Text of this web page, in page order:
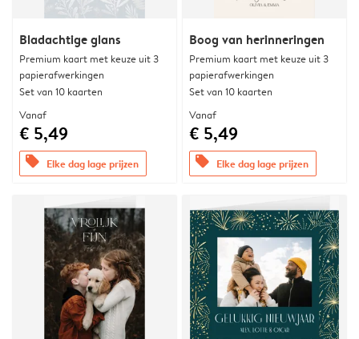
Bladachtige glans
Premium kaart met keuze uit 3
papierafwerkingen
Set van 10 kaarten
Vanaf
€ 5,49
offers Elke dag lage prijzen
Boog van herinneringen
Premium kaart met keuze uit 3
papierafwerkingen
Set van 10 kaarten
Vanaf
€ 5,49
offers Elke dag lage prijzen